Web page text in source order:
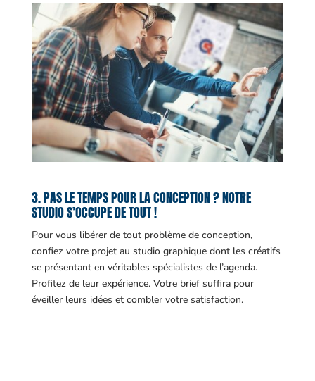
3. PAS LE TEMPS POUR LA CONCEPTION ? NOTRE
STUDIO S’OCCUPE DE TOUT !
Pour vous libérer de tout problème de conception,
confiez votre projet au studio graphique dont les créatifs
se présentant en véritables spécialistes de l’agenda.
Profitez de leur expérience. Votre brief suffira pour
éveiller leurs idées et combler votre satisfaction.